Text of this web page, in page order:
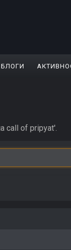
БЛОГИ
call of pripyat'.